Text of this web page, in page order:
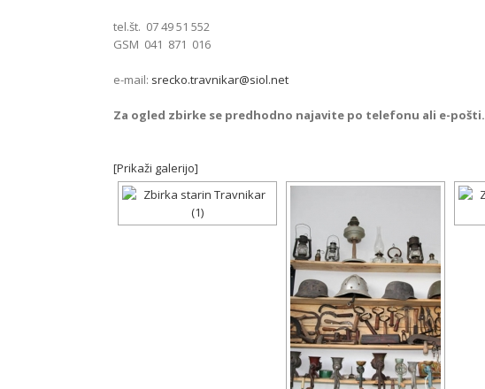
tel.št. 07 49 51 552
GSM 041 871 016
e-mail: srecko.travnikar@siol.net
Za ogled zbirke se predhodno najavite po telefonu ali e-pošti.
[Prikaži galerijo]